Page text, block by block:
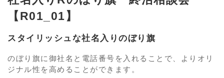
【R01_01】
スタイリッシュな社名入りのぼり旗
のぼり旗に御社名と電話番号を入れることで、よりオリ
ジナル性を高めることができます。